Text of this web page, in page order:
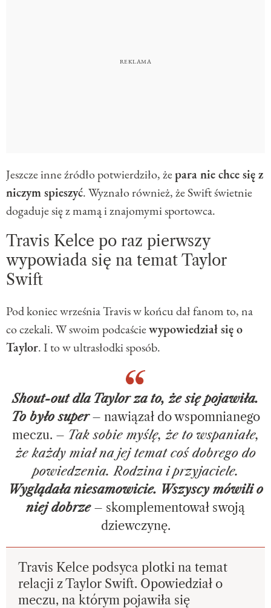
Jeszcze inne źródło potwierdziło, żepara nie chce się z
niczym spieszyć. Wyznało również, że Swift świetnie
dogaduje się z mamą i znajomymi sportowca.
Travis Kelce po raz pierwszy
wypowiada się na temat Taylor
Swift
Pod koniec września Travis w końcu dał fanom to, na
co czekali. W swoim podcaściewypowiedział się o
Taylor. I to w ultrasłodki sposób.
Shout-out dla Taylor za to, że się pojawiła.
To było super – nawiązał do wspomnianego
meczu. – Tak sobie myślę, że to wspaniałe,
że każdy miał na jej temat coś dobrego do
powiedzenia. Rodzina i przyjaciele.
Wyglądała niesamowicie. Wszyscy mówili o
niej dobrze – skomplementował swoją
dziewczynę.
Travis Kelce podsyca plotki na temat
relacji z Taylor Swift. Opowiedział o
meczu, na którym pojawiła się